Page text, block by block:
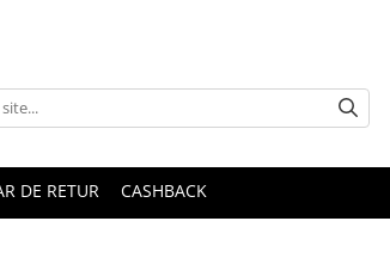
DE RETUR CASHBACK